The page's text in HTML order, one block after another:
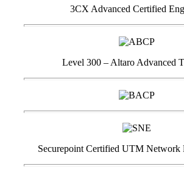
3CX Advanced Certified
Level 300 – Altaro Advanced
Securepoint Certified UTM Network